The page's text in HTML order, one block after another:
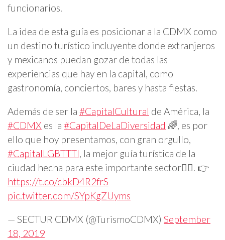
funcionarios.
La idea de esta guía es posicionar a la CDMX como
un destino turístico incluyente donde extranjeros
y mexicanos puedan gozar de todas las
experiencias que hay en la capital, como
gastronomía, conciertos, bares y hasta fiestas.
Además de ser la #CapitalCultural de América, la
#CDMX es la #CapitalDeLaDiversidad 🌈, es por
ello que hoy presentamos, con gran orgullo,
#CapitalLGBTTTI, la mejor guía turística de la
ciudad hecha para este importante sector🏳️‍🌈. 👉
https://t.co/cbkD4R2frS
pic.twitter.com/SYpKgZUyms
— SECTUR CDMX (@TurismoCDMX) September
18, 2019